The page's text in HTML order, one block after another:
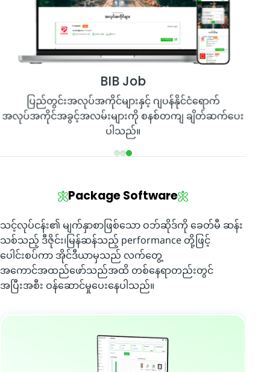
BIB Job
ပြည်တွင်းအလုပ်အကိုင်များနှင့် ဂျပန်နိုင်ငံရောက်
အလုပ်အကိုင်အခွင့်အလမ်းများကို စနစ်တကျ ချိတ်ဆက်ပေး
ပါသည်။
Package Software
သင့်လုပ်ငန်း၏ မျက်နှာစာဖြစ်သော ဝဘ်ဆိုဒ်ကို ခေတ်မီ ဆန်း
သစ်သည့် ဒီဇိုင်း၊မြန်ဆန်သည့် performance တို့ဖြင့်
ပေါင်းစပ်ကာ အိုင်ဒီယာမှသည် လက်တွေ့
အကောင်အထည်ဖော်သည်အထိ တစ်နေရာတည်းတွင်
အပြီးအစီး ဝန်ဆောင်မှုပေးနေပါသည်။